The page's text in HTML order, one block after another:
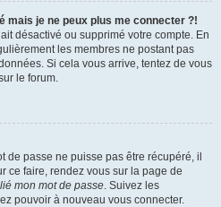
mais je ne peux plus me connecter ?!
désactivé ou supprimé votre compte. En
les membres ne postant pas
Si cela vous arrive, tentez de vous
le forum.
de passe ne puisse pas être récupéré, il
ce faire, rendez vous sur la page de
mon mot de passe. Suivez les
pouvoir à nouveau vous connecter.